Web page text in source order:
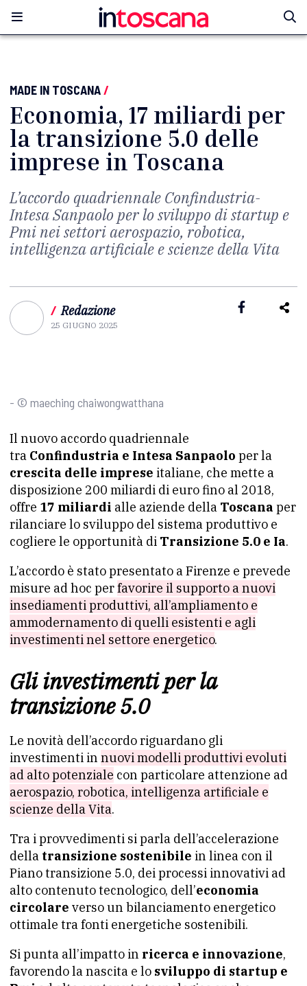
MADE IN TOSCANA/
Economia, 17 miliardi per
la transizione 5.0 delle
imprese in Toscana
L’accordo quadriennale Confindustria-
Intesa Sanpaolo per lo sviluppo di startup e
Pmi nei settori aerospazio, robotica,
intelligenza artificiale e scienze della Vita
/ Redazione
25 GIUGNO 2025
- © maeching chaiwongwatthana
Il nuovo accordo quadriennale
tra Confindustria e Intesa Sanpaolo per la
crescita delle imprese italiane, che mette a
disposizione 200 miliardi di euro fino al 2018,
offre 17 miliardi alle aziende della Toscana per
rilanciare lo sviluppo del sistema produttivo e
cogliere le opportunità di Transizione 5.0 e Ia.
L’accordo è stato presentato a Firenze e prevede
misure ad hoc perfavorire il supporto a nuovi
insediamenti produttivi, all’ampliamento e
ammodernamento di quelli esistenti e agli
investimenti nel settore energetico.
Gli investimenti per la
transizione 5.0
Le novità dell’accordo riguardano gli
investimenti in nuovi modelli produttivi evoluti
ad alto potenziale con particolare attenzione ad
aerospazio, robotica, intelligenza artificiale e
scienze della Vita.
Tra i provvedimenti si parla dell’accelerazione
della transizione sostenibile in linea con il
Piano transizione 5.0, dei processi innovativi ad
alto contenuto tecnologico, dell’economia
circolare verso un bilanciamento energetico
ottimale tra fonti energetiche sostenibili.
Si punta all’impatto in ricerca e innovazione,
favorendo la nascita e lo sviluppo di startup e